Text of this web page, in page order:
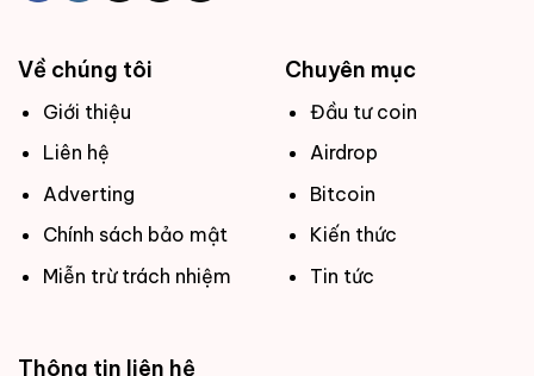
Về chúng tôi
Giới thiệu
Liên hệ
Adverting
Chính sách bảo mật
Miễn trừ trách nhiệm
Chuyên mục
Đầu tư coin
Airdrop
Bitcoin
Kiến thức
Tin tức
Thông tin liên hệ